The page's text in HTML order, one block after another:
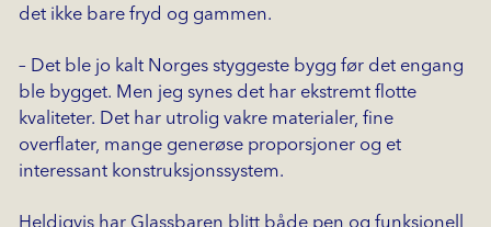
det ikke bare fryd og gammen.
– Det ble jo kalt Norges styggeste bygg før det engang
ble bygget. Men jeg synes det har ekstremt flotte
kvaliteter. Det har utrolig vakre materialer, fine
overflater, mange generøse proporsjoner og et
interessant konstruksjonssystem.